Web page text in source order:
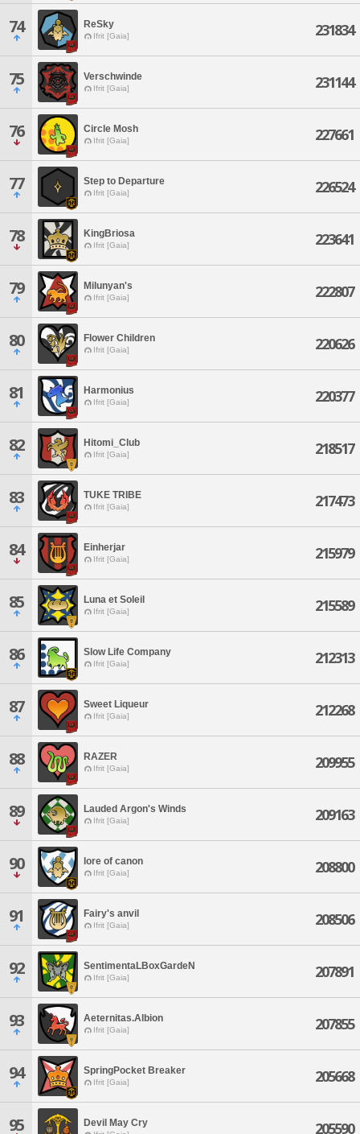
74 ReSky
Ifrit [Gaia] 231834
75 Verschwinde
Ifrit [Gaia] 231144
76 Circle Mosh
Ifrit [Gaia] 227661
77 Step to Departure
Ifrit [Gaia] 226524
78 KingBriosa
Ifrit [Gaia] 223641
79 Milunyan's
Ifrit [Gaia] 222807
80 Flower Children
Ifrit [Gaia] 220626
81 Harmonius
Ifrit [Gaia] 220377
82 Hitomi_Club
Ifrit [Gaia] 218517
83 TUKE TRIBE
Ifrit [Gaia] 217473
84 Einherjar
Ifrit [Gaia] 215979
85 Luna et Soleil
Ifrit [Gaia] 215589
86 Slow Life Company
Ifrit [Gaia] 212313
87 Sweet Liqueur
Ifrit [Gaia] 212268
88 RAZER
Ifrit [Gaia] 209955
89 Lauded Argon's Winds
Ifrit [Gaia] 209163
90 lore of canon
Ifrit [Gaia] 208800
91 Fairy's anvil
Ifrit [Gaia] 208506
92 SentimentaLBoxGardeN
Ifrit [Gaia] 207891
93 Aeternitas.Albion
Ifrit [Gaia] 207855
94 SpringPocket Breaker
Ifrit [Gaia] 205668
95 Devil May Cry 205590